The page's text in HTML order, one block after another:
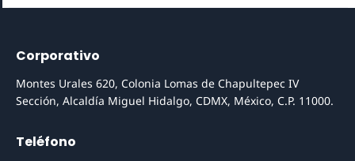
Corporativo
Montes Urales 620, Colonia Lomas de Chapultepec IV
Sección, Alcaldía Miguel Hidalgo, CDMX, México, C.P. 11000.
Teléfono